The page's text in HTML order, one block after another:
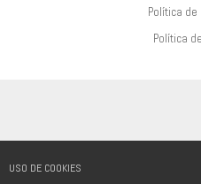
USO DE COOKIES
Política de
Política